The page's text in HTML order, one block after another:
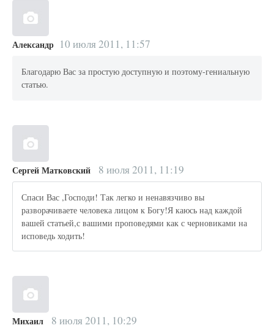
Александр 10 июля 2011, 11:57
Благодарю Вас за простую доступную и поэтому-гениальную
статью.
Сергей Матковский 8 июля 2011, 11:19
Спаси Вас ,Господи! Так легко и ненавязчиво вы
разворачиваете человека лицом к Богу!Я каюсь над каждой
вашей статьей,с вашими проповедями как с черновиками на
исповедь ходить!
Михаил 8 июля 2011, 10:29